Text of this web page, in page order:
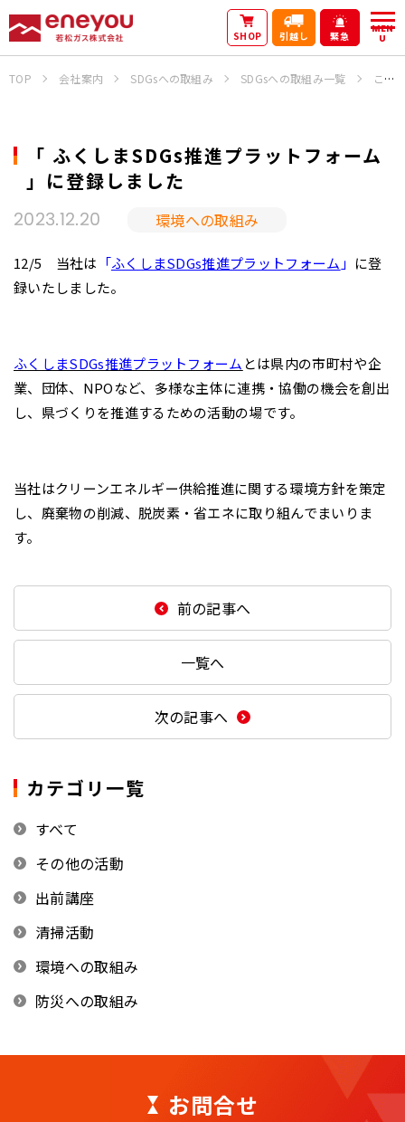
SHOP 引越し 緊急
MEN
U
TOP 会社案内 SDGsへの取組み SDGsへの取組み一覧 これまでの活動
2023.12.20 環境への取組み
「 ふくしまSDGs推進プラットフォーム
」に登録しました
12/5 当社は 「ふくしまSDGs推進プラットフォーム 」 に登
録いたしました。
ふくしまSDGs推進プラットフォーム とは県内の市町村や企
業、団体、NPOなど、多様な主体に連携・協働の機会を創出
し、県づくりを推進するための活動の場です。
当社はクリーンエネルギー供給推進に関する環境方針を策定
し、廃棄物の削減、脱炭素・省エネに取り組んでまいりま
す。
前の記事へ
一覧へ
次の記事へ
カテゴリ一覧
すべて
その他の活動
出前講座
清掃活動
環境への取組み
防災への取組み
お問合せ